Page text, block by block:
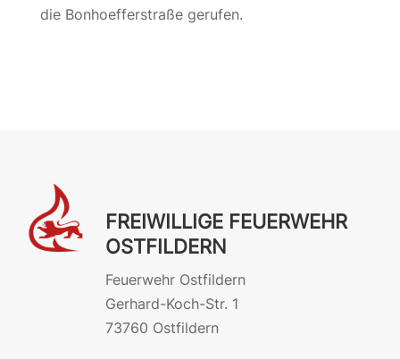
die Bonhoefferstraße gerufen.
FREIWILLIGE FEUERWEHR
OSTFILDERN
Feuerwehr Ostfildern
Gerhard-Koch-Str. 1
73760 Ostfildern